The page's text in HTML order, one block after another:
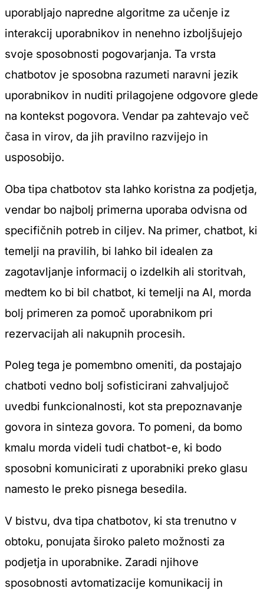
uporabljajo napredne algoritme za učenje iz
interakcij uporabnikov in nenehno izboljšujejo
svoje sposobnosti pogovarjanja. Ta vrsta
chatbotov je sposobna razumeti naravni jezik
uporabnikov in nuditi prilagojene odgovore glede
na kontekst pogovora. Vendar pa zahtevajo več
časa in virov, da jih pravilno razvijejo in
usposobijo.
Oba tipa chatbotov sta lahko koristna za podjetja,
vendar bo najbolj primerna uporaba odvisna od
specifičnih potreb in ciljev. Na primer, chatbot, ki
temelji na pravilih, bi lahko bil idealen za
zagotavljanje informacij o izdelkih ali storitvah,
medtem ko bi bil chatbot, ki temelji na AI, morda
bolj primeren za pomoč uporabnikom pri
rezervacijah ali nakupnih procesih.
Poleg tega je pomembno omeniti, da postajajo
chatboti vedno bolj sofisticirani zahvaljujoč
uvedbi funkcionalnosti, kot sta prepoznavanje
govora in sinteza govora. To pomeni, da bomo
kmalu morda videli tudi chatbot-e, ki bodo
sposobni komunicirati z uporabniki preko glasu
namesto le preko pisnega besedila.
V bistvu, dva tipa chatbotov, ki sta trenutno v
obtoku, ponujata široko paleto možnosti za
podjetja in uporabnike. Zaradi njihove
sposobnosti avtomatizacije komunikacij in